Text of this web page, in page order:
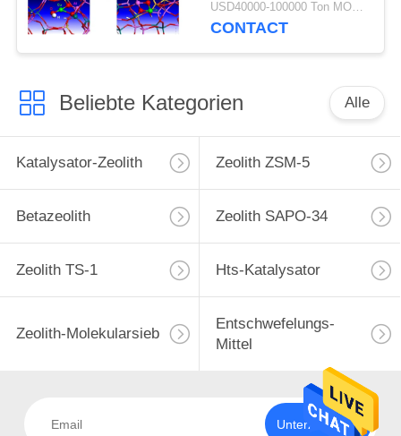
USD40000-100000 Ton MOQ:1 Kilogramm
CONTACT
Beliebte Kategorien Alle
Katalysator-Zeolith Zeolith ZSM-5
Betazeolith Zeolith SAPO-34
Zeolith TS-1 Hts-Katalysator
Zeolith-Molekularsieb
Entschwefelungs-
Mittel
Unterzeichnen